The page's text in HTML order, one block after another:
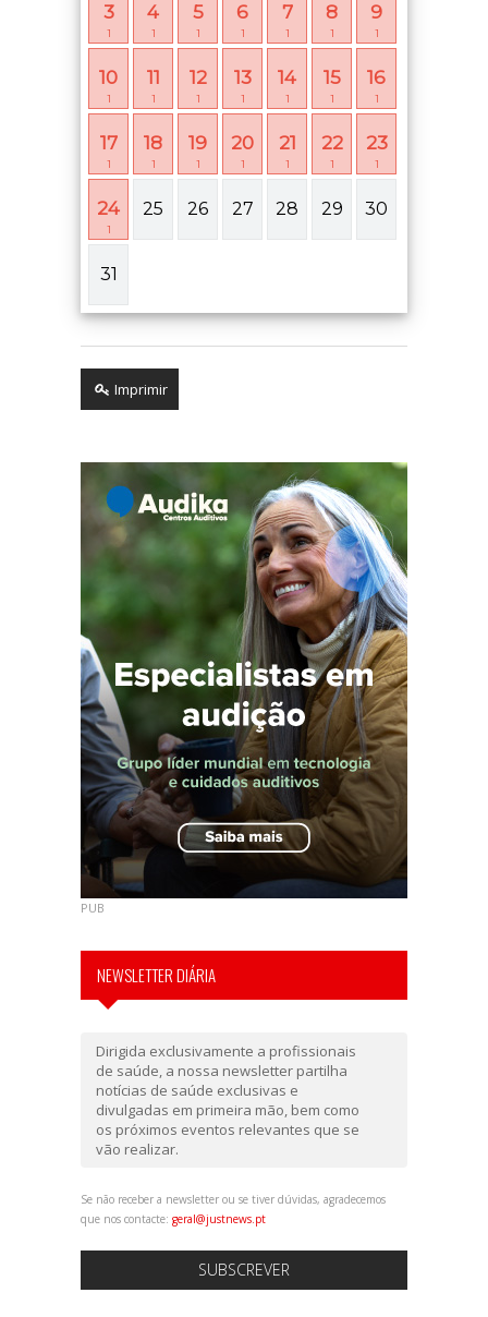
3
1
4
1
5
1
6
1
7
1
8
1
9
1
10
1
11
1
12
1
13
1
14
1
15
1
16
1
17
1
18
1
19
1
20
1
21
1
22
1
23
1
24
1
25 26 27 28 29 30
31
Imprimir
PUB
NEWSLETTER DIÁRIA
Dirigida exclusivamente a profissionais
de saúde, a nossa newsletter partilha
notícias de saúde exclusivas e
divulgadas em primeira mão, bem como
os próximos eventos relevantes que se
vão realizar.
Se não receber a newsletter ou se tiver dúvidas, agradecemos
que nos contacte: geral@justnews.pt
SUBSCREVER